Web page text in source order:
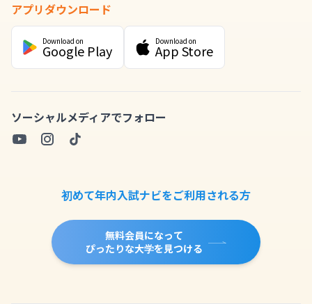
アプリダウンロード
Download on
Google Play
Download on
App Store
ソーシャルメディアでフォロー
初めて年内入試ナビをご利用される方
無料会員になって
ぴったりな大学を見つける